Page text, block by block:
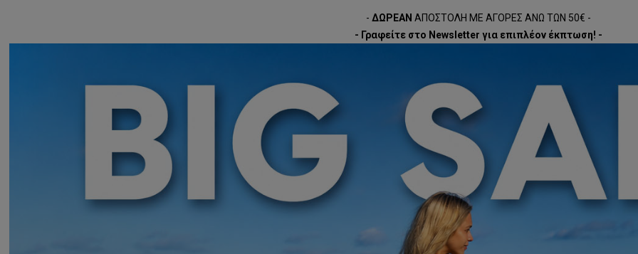
- ΔΩΡΕΑΝ ΑΠΟΣΤΟΛΗ ΜΕ ΑΓΟΡΕΣ ΑΝΩ ΤΩΝ 50€ -
- Γραφείτε στο Newsletter για επιπλέον έκπτωση! -